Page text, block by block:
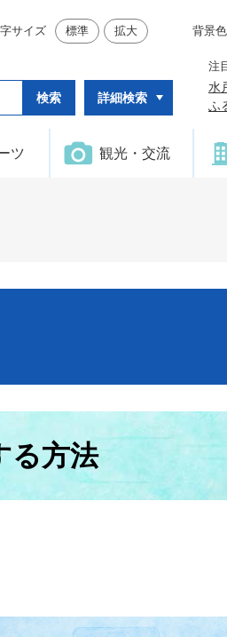
サイズ 標準 拡大 背景色
詳細検索
注
水
ふ
ツ 観光・交流
る方法